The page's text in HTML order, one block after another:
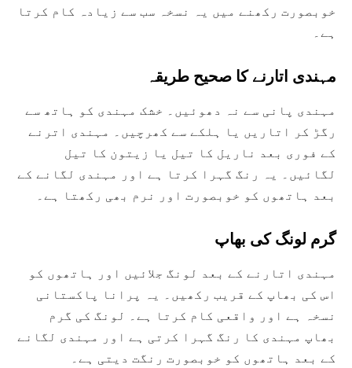
خوبصورت رکھنے میں یہ نسخہ سب سے زیادہ کام کرتا
ہے۔
مہندی اتارنے کا صحیح طریقہ
مہندی پانی سے نہ دھوئیں۔ خشک مہندی کو ہاتھ سے
رگڑ کر اتاریں یا ہلکے سے کھرچیں۔ مہندی اترنے
کے فوری بعد ناریل کا تیل یا زیتون کا تیل
لگائیں۔ یہ رنگ گہرا کرتا ہے اور مہندی لگانے کے
بعد ہاتھوں کو خوبصورت اور نرم بھی رکھتا ہے۔
گرم لونگ کی بھاپ
مہندی اتارنے کے بعد لونگ جلائیں اور ہاتھوں کو
اس کی بھاپ کے قریب رکھیں۔ یہ پرانا پاکستانی
نسخہ ہے اور واقعی کام کرتا ہے۔ لونگ کی گرم
بھاپ مہندی کا رنگ گہرا کرتی ہے اور مہندی لگانے
کے بعد ہاتھوں کو خوبصورت رنگت دیتی ہے۔